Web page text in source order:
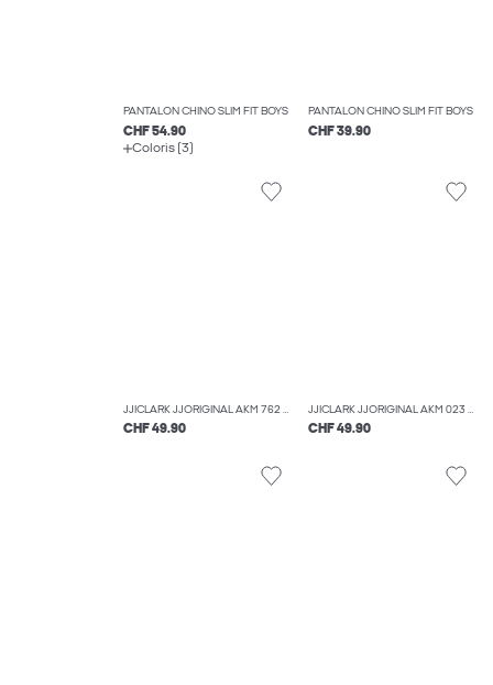
PANTALON CHINO SLIM FIT BOYS
CHF 54.90
Coloris (3)
PANTALON CHINO SLIM FIT BOYS
CHF 39.90
JJICLARK JJORIGINAL AKM 762 JNR COUPE REGULAR BOYS
CHF 49.90
JJICLARK JJORIGINAL AKM 023 NOOS JNR COUPE REGULAR BOYS
CHF 49.90